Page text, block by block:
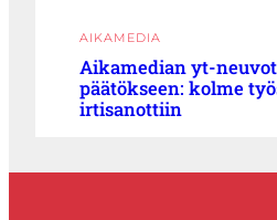
AIKAMEDIA
Aikamedian yt-
päätökseen: kolme
irtisanottiin